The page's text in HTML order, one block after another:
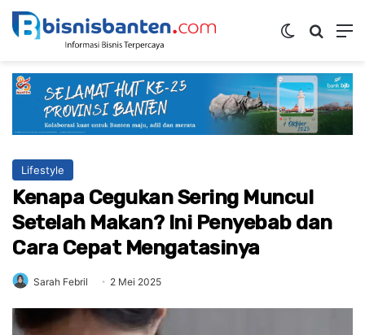
Switch skin
Lifestyle
Kenapa Cegukan Sering Muncul
Setelah Makan? Ini Penyebab dan
Cara Cepat Mengatasinya
Sarah Febril 2 Mei 2025